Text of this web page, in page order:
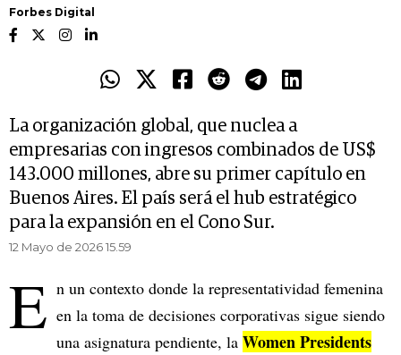
Forbes Digital
La organización global, que nuclea a
empresarias con ingresos combinados de US$
143.000 millones, abre su primer capítulo en
Buenos Aires. El país será el hub estratégico
para la expansión en el Cono Sur.
12 Mayo de 2026 15.59
E n un contexto donde la representatividad femenina
en la toma de decisiones corporativas sigue siendo
una asignatura pendiente, la Women Presidents